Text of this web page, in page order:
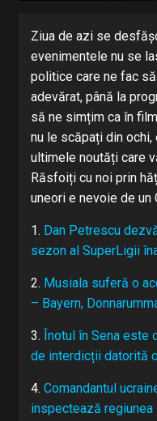
Ziua de azi se
evenimentele nu se
politice care ne fac
adevărat, până la
să ne simțim ca în
nu le scăpați din
ultimele noutăți care
Răsfoiți cu noi prin
uneori e nevoie de un
1. Dan Petrescu
sezon al SuperLigii
2. Musiala suferă o
– Bayern,
3. Înotul în Sena este
de interdicții datorită
4. Comandantul
inspectează regiunea